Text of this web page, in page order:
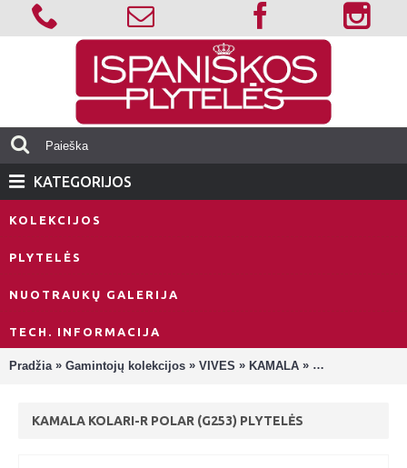
KATEGORIJOS
KOLEKCIJOS
PLYTELĖS
NUOTRAUKŲ GALERIJA
TECH. INFORMACIJA
Pradžia » Gamintojų kolekcijos » VIVES » KAMALA » Kamala Kolari-
KAMALA KOLARI-R POLAR (G253) PLYTELĖS